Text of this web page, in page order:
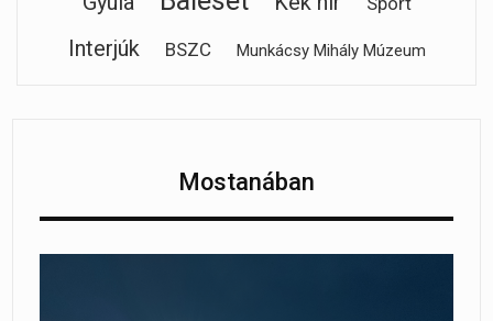
Interjúk BSZC Munkácsy Mihály Múzeum
Mostanában